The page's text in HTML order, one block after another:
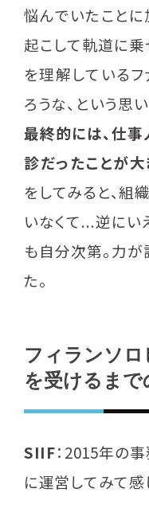
悩んでいたこと
起こして軌道に
を理解している
ろうな、という思
最終的には、仕
診だったことが大
をしてみると、組
いなくて...逆にい
も自分次第。力
た。
フィランソ
を受けるまで
SIIF：2015年の
に運営してみて感